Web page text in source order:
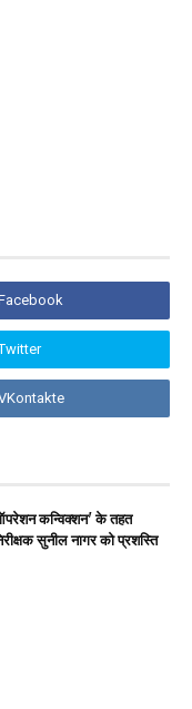
कन्विक्शन' के तहत
सुनील नागर को प्रशस्ति